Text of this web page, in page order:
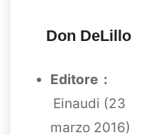
Don DeLillo
Editore ‏ :
Einaudi (23
marzo 2016)